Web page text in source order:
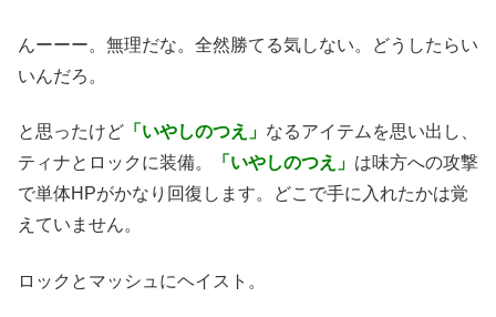
んーーー。無理だな。全然勝てる気しない。どうしたらい
いんだろ。
と思ったけど 「いやしのつえ」 なるアイテムを思い出し、
ティナとロックに装備。
「いやしのつえ」 は味方への攻撃
で単体HPがかなり回復します。どこで手に入れたかは覚
えていません。
ロックとマッシュにヘイスト。